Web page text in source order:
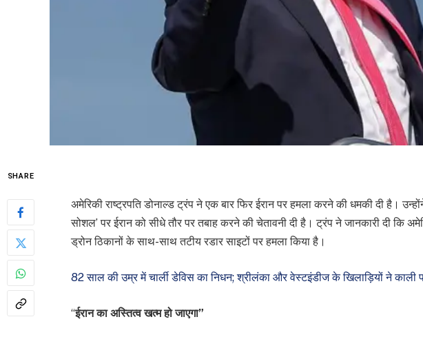
SHARE
अमेरिकी राष्ट्रपति डोनाल्ड ट्रंप ने एक बार फिर ईरान पर हमला करने की धमकी दी है।
सोशल’ पर ईरान को सीधे तौर पर तबाह करने की चेतावनी दी है। ट्रंप ने जानकारी दी कि
ड्रोन ठिकानों के साथ-साथ तटीय रडार साइटों पर हमला किया है।
82 साल की उम्र में चार्ली डेविस का निधन; श्रीलंका और वेस्टइंडीज के खिलाड़ियों ने काली
“ईरान का अस्तित्व खत्म हो जाएगा”